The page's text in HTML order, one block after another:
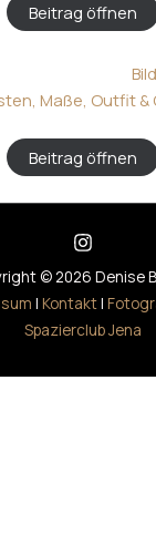
Beitrag öffnen
Maße, Outfit &
Beitrag öffnen
© 2026 Denise
| Kontakt|
Spazierclub Jena